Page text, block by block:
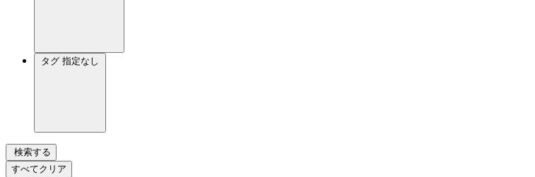
タグ 指定なし
検索する
すべてクリア